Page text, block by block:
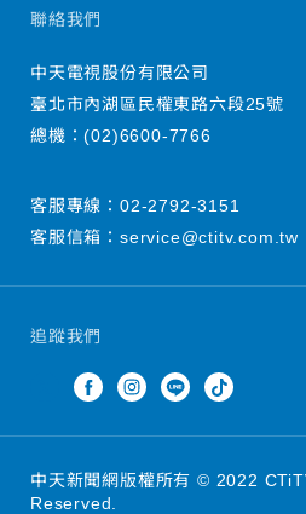
追蹤我們
聯絡我們
中天電視股份有限公司
臺北市內湖區民權東路六段25號
總機：(02)6600-7766
客服專線： 02-2792-3151
客服信箱： service@ctitv.com.tw
中天新聞網版權所有 © 2022
Reserved.